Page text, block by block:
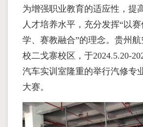
为增强职业教育的适应性，提
人才培养水平，充分发挥“以
学、赛教融合”的理念。贵州
校二戈寨校区，于2024.5.20-
汽车实训室隆重的举行汽修专
大赛。